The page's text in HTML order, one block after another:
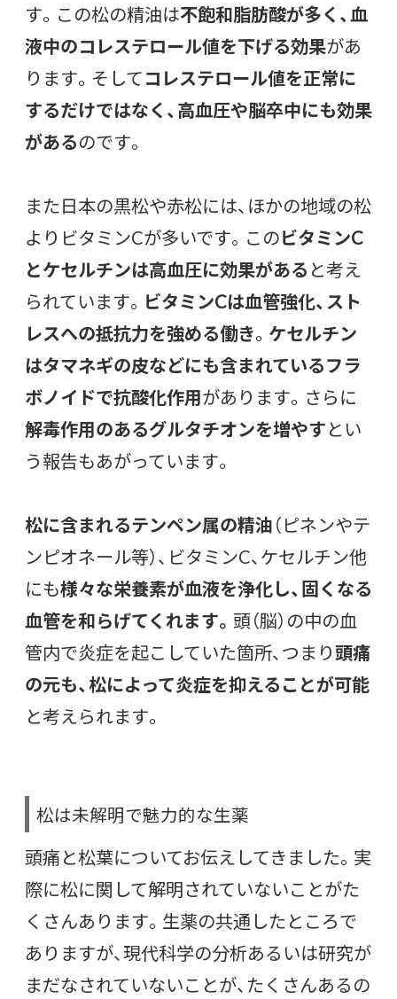
す。この松の精油は不飽和脂肪酸が多く、血
液中のコレステロール値を下げる効果があ
ります。そしてコレステロール値を正常に
するだけではなく、高血圧や脳卒中にも効果
があるのです。
また日本の黒松や赤松には、ほかの地域の松
よりビタミンCが多いです。このビタミンC
とケセルチンは高血圧に効果がある と考え
られています。 ビタミンCは血管強化、スト
レスへの抵抗力を強める働き。 ケセルチン
はタマネギの皮などにも含まれているフラ
ボノイドで抗酸化作用があります。さらに
解毒作用のあるグルタチオンを増やすとい
う報告もあがっています。
松に含まれるテンペン属の精油（ピネンやテ
ンピオネール等）、ビタミンC、ケセルチン他
にも様々な栄養素が血液を浄化し、固くなる
血管を和らげてくれます。 頭（脳）の中の血
管内で炎症を起こしていた箇所、つまり頭痛
の元も、松によって炎症を抑えることが可能
と考えられます。
松は未解明で魅力的な生薬
頭痛と松葉についてお伝えしてきました。実
際に松に関して解明されていないことがた
くさんあります。生薬の共通したところで
ありますが、現代科学の分析あるいは研究が
まだなされていないことが、たくさんあるの